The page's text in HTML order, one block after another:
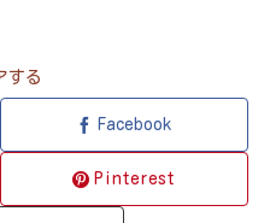
する
Facebook
Pinterest